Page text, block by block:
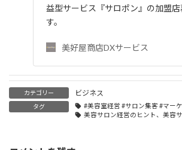
益型サービス『サロポン』の加盟
す。
美好屋商店DXサービス
カテゴリー ビジネス
タグ
#美容室経営 #サロン集客 #マー
美容サロン経営のヒント、美容